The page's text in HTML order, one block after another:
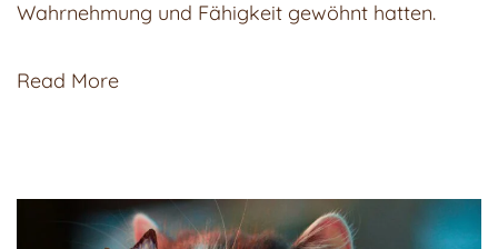
Wahrnehmung und Fähigkeit gewöhnt hatten.
Read More